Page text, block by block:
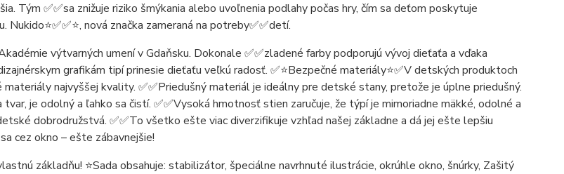
Tým ✅✅sa znižuje riziko šmýkania alebo uvoľnenia podlahy počas hry, čím sa deťom poskytuje
Nukido⭐️✅✅⭐️, nová značka zameraná na potreby✅✅detí.
výtvarných umení v Gdaňsku. Dokonale ✅✅zladené farby podporujú vývoj dieťaťa a vďaka
grafikám tipí prinesie dieťaťu veľkú radosť. ✅⭐️Bezpečné materiály⭐️✅V detských produktoch
najvyššej kvality. ✅✅Priedušný materiál je ideálny pre detské stany, pretože je úplne priedušný.
je odolný a ľahko sa čistí. ✅✅Vysoká hmotnosť stien zaručuje, že týpí je mimoriadne mäkké, odolné a
dobrodružstvá. ✅✅To všetko ešte viac diverzifikuje vzhľad našej základne a dá jej ešte lepšiu
cez okno – ešte zábavnejšie!
základňu! ⭐️Sada obsahuje: stabilizátor, špeciálne navrhnuté ilustrácie, okrúhle okno, šnúrky, Zašitý